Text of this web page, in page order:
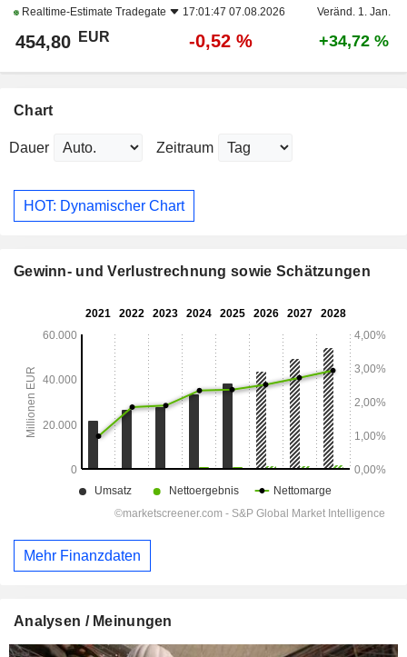
Realtime-Estimate Tradegate 17:01:47 07.08.2026 Veränd. 1. Jan.
454,80 EUR -0,52 % +34,72 %
Chart
Dauer Zeitraum
HOT: Dynamischer Chart
Gewinn- und Verlustrechnung sowie Schätzungen
Mehr Finanzdaten
Analysen / Meinungen